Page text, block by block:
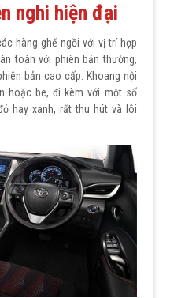
nghi hiện đại
hàng ghế ngồi với vị trí hợp
toàn với phiên bản thường,
bản cao cấp. Khoang nội
hoặc be, đi kèm với một số
hay xanh, rất thu hút và lôi